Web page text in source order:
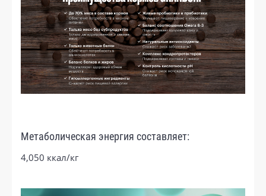
Метаболическая энергия составляет:
4,050 ккал/кг